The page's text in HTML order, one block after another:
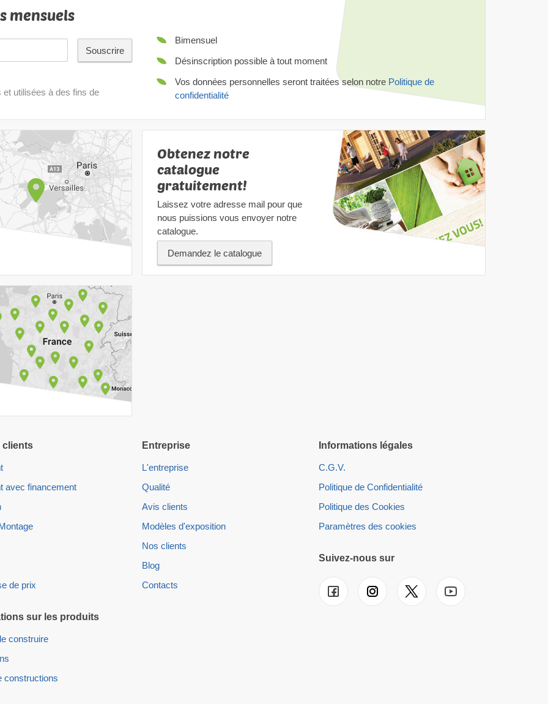
mensuels
Souscrire
utilisées à des fins de
Bimensuel
Désinscription possible à tout moment
Vos données personnelles seront traitées selon notre Politique de
confidentialité
Obtenez notre
catalogue
gratuitement!
Laissez votre adresse mail pour que
nous puissions vous envoyer notre
catalogue.
Demandez le catalogue
clients
avec financement
de prix
sur les produits
construire
constructions
Entreprise
L'entreprise
Qualité
Avis clients
Modèles d'exposition
Nos clients
Blog
Contacts
Informations légales
C.G.V.
Politique de Confidentialité
Politique des Cookies
Paramètres des cookies
Suivez-nous sur